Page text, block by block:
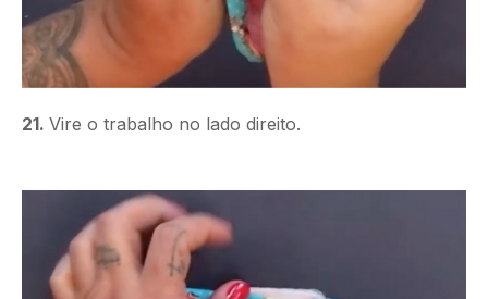
21. Vire o trabalho no lado direito.